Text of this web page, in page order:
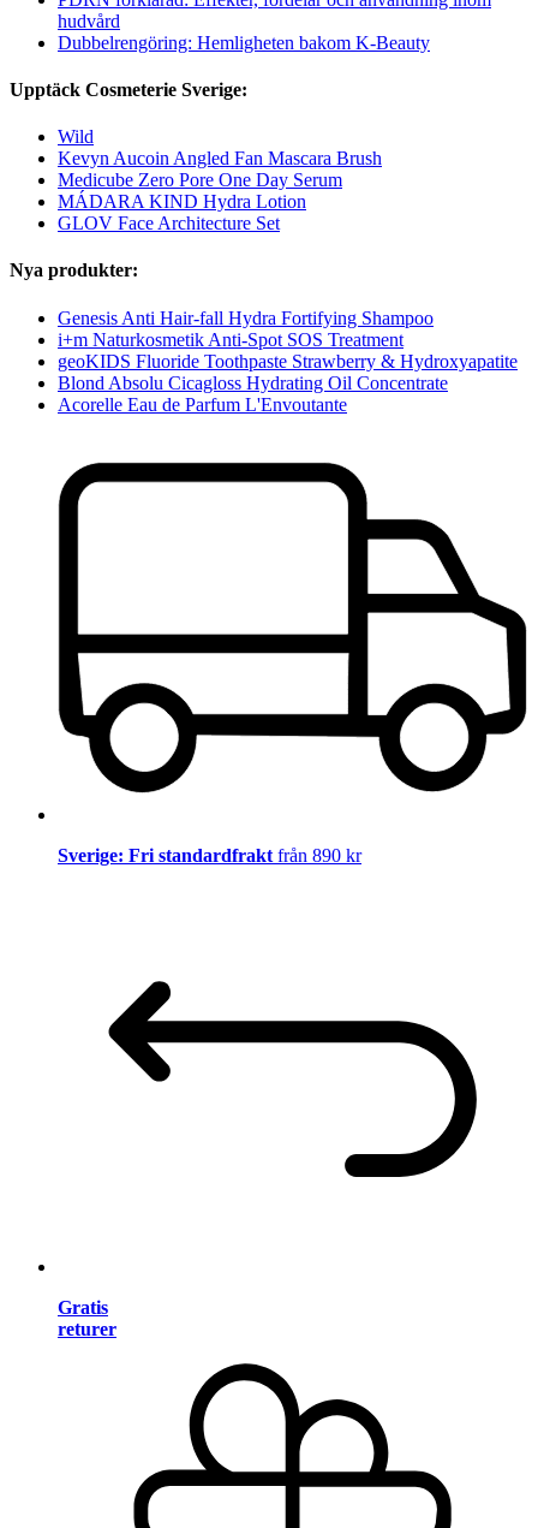
hudvård
Dubbelrengöring: Hemligheten bakom K-Beauty
Upptäck Cosmeterie Sverige:
Wild
Kevyn Aucoin Angled Fan Mascara Brush
Medicube Zero Pore One Day Serum
MÁDARA KIND Hydra Lotion
GLOV Face Architecture Set
Nya produkter:
Genesis Anti Hair-fall Hydra Fortifying Shampoo
i+m Naturkosmetik Anti-Spot SOS Treatment
geoKIDS Fluoride Toothpaste Strawberry & Hydroxyapatite
Blond Absolu Cicagloss Hydrating Oil Concentrate
Acorelle Eau de Parfum L'Envoutante
Sverige: Fri standardfrakt från 890 kr
Gratis
returer